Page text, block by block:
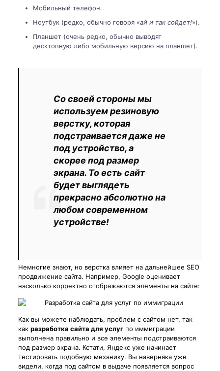
Мобильный телефон.
Ноутбук (редко, обычно говоря «ай и так сойдет!»).
Планшет (очень редко, обычно выводят
десктопную либо мобильную версию на планшет).
Со своей стороны мы
используем резиновую
верстку, которая
подстраивается даже не
под устройство, а
скорее под размер
экрана. То есть сайт
будет выглядеть
прекрасно абсолютно на
любом современном
устройстве!
Немногие знают, но верстка влияет на дальнейшее SEO
продвижение сайта. Например, Google оценивает
насколько корректно отображаются элементы на сайте:
Как вы можете наблюдать, проблем с сайтом нет, так
как разработка сайта для услугпо иммиграции
выполнена правильно и все элементы подстраиваются
под размер экрана. Кстати, Яндекс уже начинает
тестировать подобную механику. Вы наверняка уже
видели, когда под сайтом в выдаче появляется вопрос